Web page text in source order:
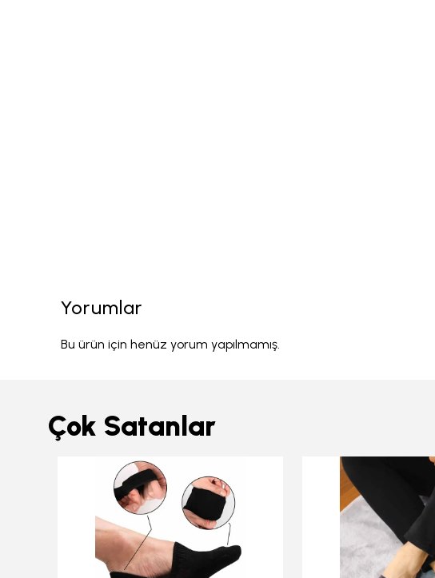
Yorumlar
Bu ürün için henüz yorum yapılmamış.
Çok Satanlar